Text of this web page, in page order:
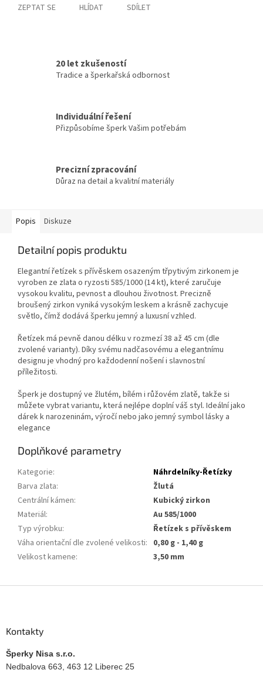
ZEPTAT SE HLÍDAT SDÍLET
20 let zkušeností
Tradice a šperkařská odbornost
Individuální řešení
Přizpůsobíme šperk Vašim potřebám
Precizní zpracování
Důraz na detail a kvalitní materiály
Popis Diskuze
Detailní popis produktu
Elegantní řetízek s přívěskem osazeným třpytivým zirkonem je
vyroben ze zlata o ryzosti 585/1000 (14 kt), které zaručuje
vysokou kvalitu, pevnost a dlouhou životnost. Precizně
broušený zirkon vyniká vysokým leskem a krásně zachycuje
světlo, čímž dodává šperku jemný a luxusní vzhled.
Řetízek má pevně danou délku v rozmezí 38 až 45 cm (dle
zvolené varianty). Díky svému nadčasovému a elegantnímu
designu je vhodný pro každodenní nošení i slavnostní
příležitosti.
Šperk je dostupný ve žlutém, bílém i růžovém zlatě, takže si
můžete vybrat variantu, která nejlépe doplní váš styl. Ideální jako
dárek k narozeninám, výročí nebo jako jemný symbol lásky a
elegance
Doplňkové parametry
Kategorie:
Náhrdelníky-Řetízky
Barva zlata:
Žlutá
Centrální kámen:
Kubický zirkon
Materiál:
Au 585/1000
Typ výrobku:
Řetízek s přívěskem
Váha orientační dle zvolené velikosti: 0,80 g - 1,40 g
Velikost kamene: 3,50 mm
Kontakty
Šperky Nisa s.r.o.
Nedbalova 663, 463 12 Liberec 25